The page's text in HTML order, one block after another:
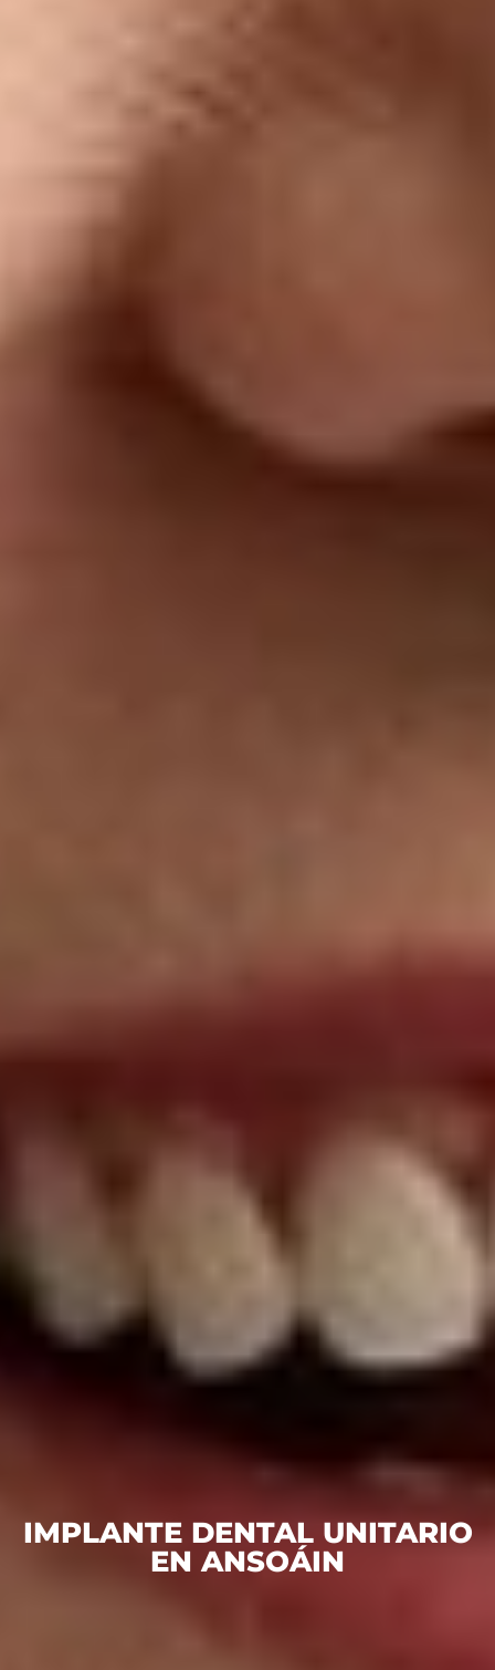
IMPLANTE DENTAL UNITARIO
EN ANSOÁIN